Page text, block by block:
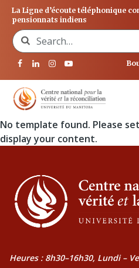
La Ligne d’écoute téléphonique
pensionnats indiens
Search for:
No template found. Please
display your content.
Heures : 8h30–16h30, Lundi –